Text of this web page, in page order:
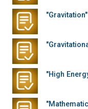
"Gravitation"
"High